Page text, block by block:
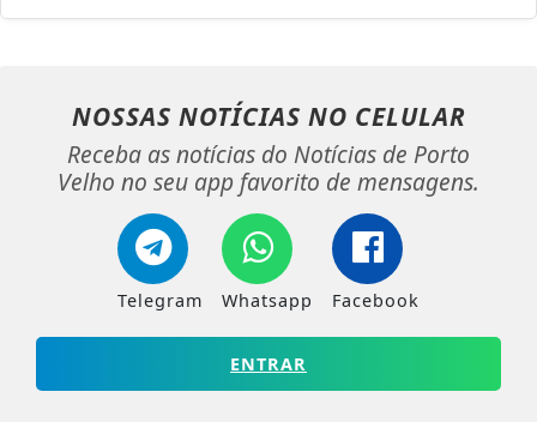
NOSSAS NOTÍCIAS NO CELULAR
Receba as notícias do Notícias de Porto
Velho no seu app favorito de mensagens.
Telegram Whatsapp Facebook
ENTRAR